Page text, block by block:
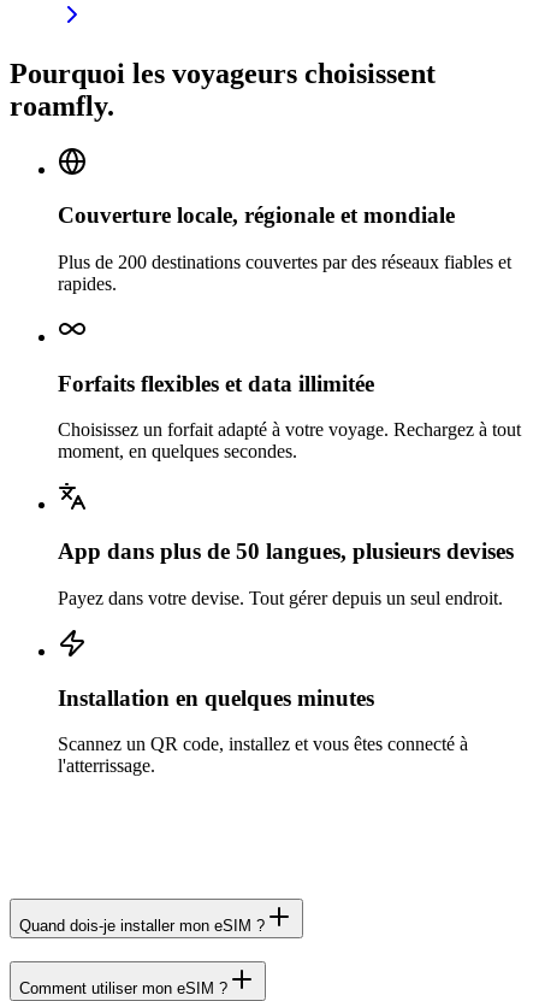
Pourquoi les voyageurs choisissent
roamfly.
Couverture locale, régionale et mondiale
Plus de 200 destinations couvertes par des réseaux fiables et
rapides.
Forfaits flexibles et data illimitée
Choisissez un forfait adapté à votre voyage. Rechargez à tout
moment, en quelques secondes.
App dans plus de 50 langues, plusieurs devises
Payez dans votre devise. Tout gérer depuis un seul endroit.
Installation en quelques minutes
Scannez un QR code, installez et vous êtes connecté à
l'atterrissage.
Quand dois-je installer mon eSIM ?
Comment utiliser mon eSIM ?